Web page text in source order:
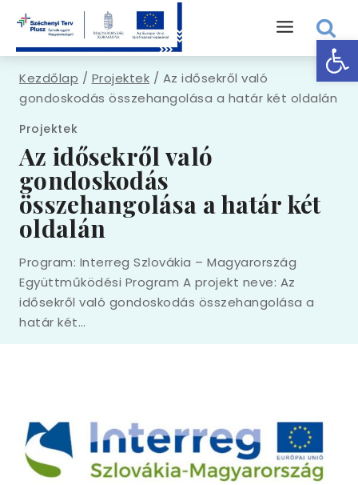
content
Kezdőlap / Projektek / Az idősekről való
gondoskodás összehangolása a határ két oldalán
Projektek
Az idősekről való
gondoskodás
összehangolása a határ két
oldalán
Program: Interreg Szlovákia – Magyarország
Együttműködési Program A projekt neve: Az
idősekről való gondoskodás összehangolása a
határ két…